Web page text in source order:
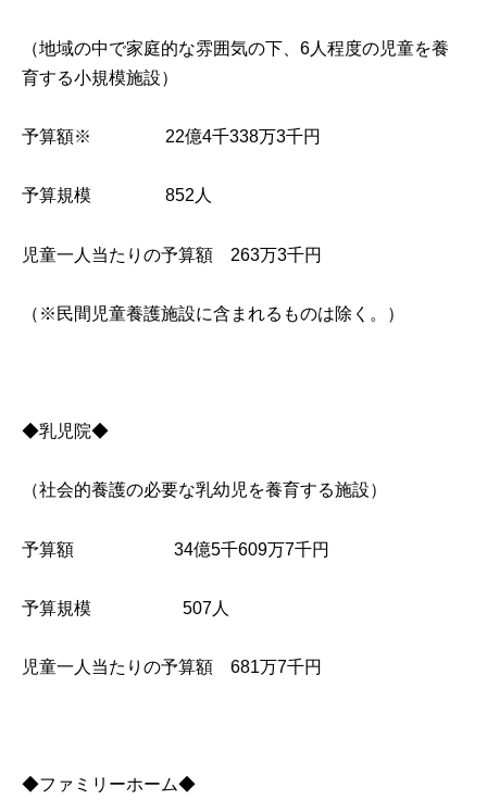
（地域の中で家庭的な雰囲気の下、6人程度の児童を養
育する小規模施設）
予算額※ 22億4千338万3千円
予算規模 852人
児童一人当たりの予算額 263万3千円
（※民間児童養護施設に含まれるものは除く。）
◆乳児院◆
（社会的養護の必要な乳幼児を養育する施設）
予算額 34億5千609万7千円
予算規模 507人
児童一人当たりの予算額 681万7千円
◆ファミリーホーム◆